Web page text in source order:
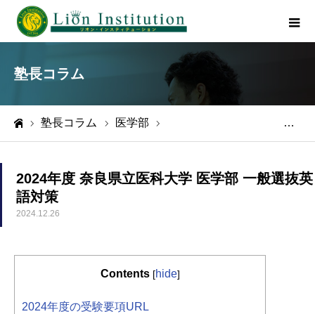
塾長コラム
塾長コラム 医学部
2024年度 奈良県立医科大学 医学部 一般選抜英
語対策
2024.12.26
Contents [hide]
2024年度の受験要項URL